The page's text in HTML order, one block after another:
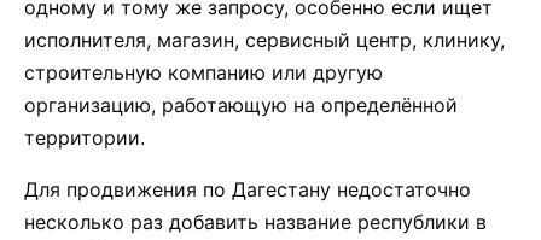
одному и тому же запросу, особенно если ищет
исполнителя, магазин, сервисный центр, клинику,
строительную компанию или другую
организацию, работающую на определённой
территории.
Для продвижения по Дагестану недостаточно
несколько раз добавить название республики в